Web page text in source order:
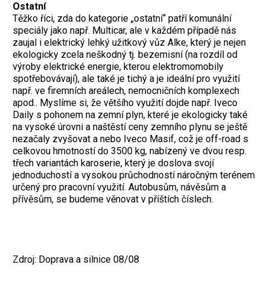
Ostatní
Těžko říci, zda do kategorie „ostatní“ patří komunální
speciály jako např. Multicar, ale v každém případě nás
zaujal i elektrický lehký užitkový vůz Alke, který je nejen
ekologicky zcela neškodný tj. bezemisní (na rozdíl od
výroby elektrické energie, kterou elektromomobily
spotřebovávají), ale také je tichý a je ideální pro využití
např. ve firemních areálech, nemocničních komplexech
apod.. Myslíme si, že většího využití dojde např. Iveco
Daily s pohonem na zemní plyn, které je ekologicky také
na vysoké úrovni a naštěstí ceny zemního plynu se ještě
nezačaly zvyšovat a nebo Iveco Masif, což je off-road s
celkovou hmotností do 3500 kg, nabízený ve dvou resp.
třech variantách karoserie, který je doslova svojí
jednoduchostí a vysokou průchodností náročným terénem
určený pro pracovní využití. Autobusům, návěsům a
přívěsům, se budeme věnovat v příštích číslech.
Zdroj: Doprava a silnice 08/08